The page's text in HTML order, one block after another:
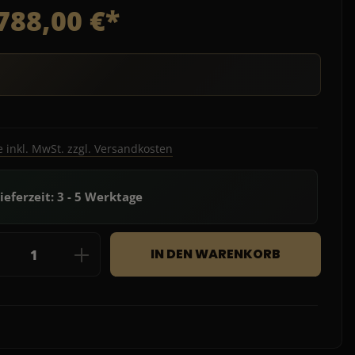
€*
inkl. MwSt. zzgl. Versandkosten
3 - 5 Werktage
Anzahl: Gib den gewünschten
IN DEN WARENKORB